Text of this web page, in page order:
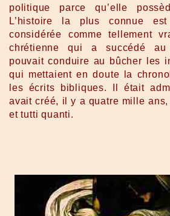
politique parce qu’elle
L’histoire la plus connue
considérée comme tellement
chrétienne qui a succédé au
pouvait conduire au bûcher les
qui mettaient en doute la
les écrits bibliques. Il était
avait créé, il y a quatre mille ans,
et tutti quanti.